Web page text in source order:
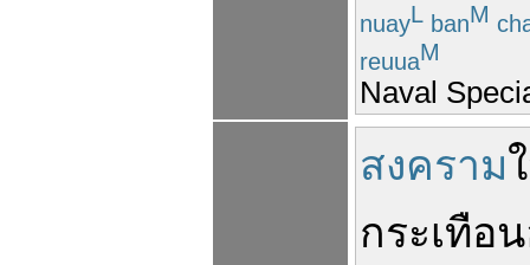
nuayL banM
reuuaM
Naval
สงคราม
กระเทือน